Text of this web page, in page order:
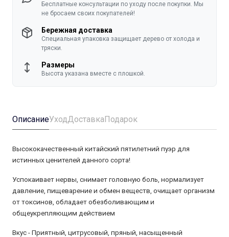
Бесплатные консультации по уходу после покупки. Мы
не бросаем своих покупателей!
Бережная доставка
Специальная упаковка защищает дерево от холода и
тряски.
Размеры
Высота указана вместе с плошкой.
ОписаниеУходДоставкаПодарок
Высококачественный китайский пятилетний пуэр для
истинных ценителей данного сорта!
Успокаивает нервы, снимает головную боль, нормализует
давление, пищеварение и обмен веществ, очищает организм
от токсинов, обладает обезболивающим и
общеукрепляющим действием
Вкус -Приятный, цитрусовый, пряный, насыщенный